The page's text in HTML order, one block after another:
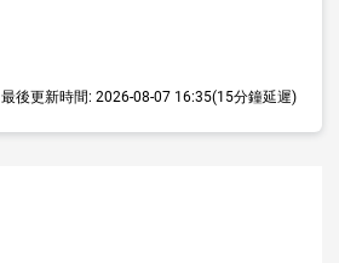
最後更新時間: 2026-08-07 16:35(15分鐘延遲)